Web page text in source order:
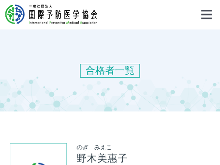
合格者一覧
のぎ みえこ
野木美惠子